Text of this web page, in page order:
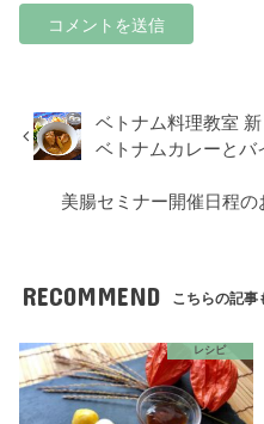
ベトナム料理教室
ベトナムカレーとバ
美腸セミナー開催日程の
RECOMMEND こちらの記事
レシピ